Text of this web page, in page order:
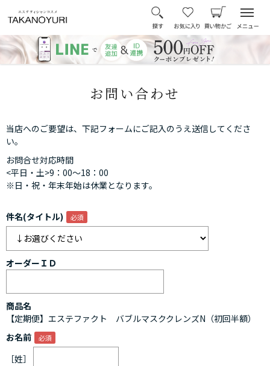
お問い合わせ
当店へのご要望は、下記フォームにご記入のうえ送信してくださ
い。
お問合せ対応時間
<平日・土>9：00～18：00
※日・祝・年末年始は休業となります。
件名(タイトル)
オーダーＩＤ
商品名
【定期便】エステファクト バブルマスククレンズN（初回半額）
お名前
［姓］